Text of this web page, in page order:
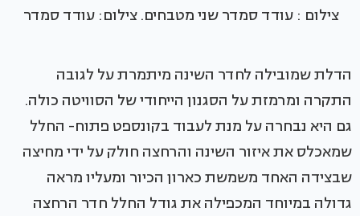
צילום : עודד סמדר שני מטבחים. צילום: עודד סמדר
הדלת שמובילה לחדר השינה מיתמרת על לגובה
התקרה ומרמזת על הסגנון הייחודי של הסוויטה כולה.
גם היא נבחרה על מנת לעבוד בקונספט פתוח- החלל
שמאכלס את איזור השינה והרחצה חולק על ידי מחיצה
שבצידה האחד משמשת כארון הכיור ומעליו מראה
גדולה במיוחד המכפילה את גודל החלל חדר הרחצה